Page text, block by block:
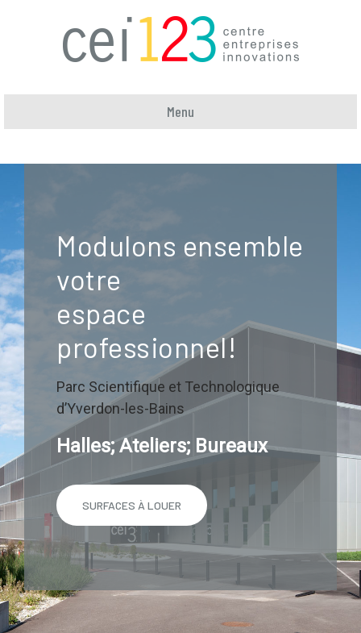
Menu
Modulons ensemble
votre
espace
professionnel!
Parc Scientifique et Technologique
d’Yverdon-les-Bains
Halles; Ateliers; Bureaux
SURFACES À LOUER